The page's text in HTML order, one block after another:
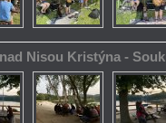
nad Nisou Kristýna -